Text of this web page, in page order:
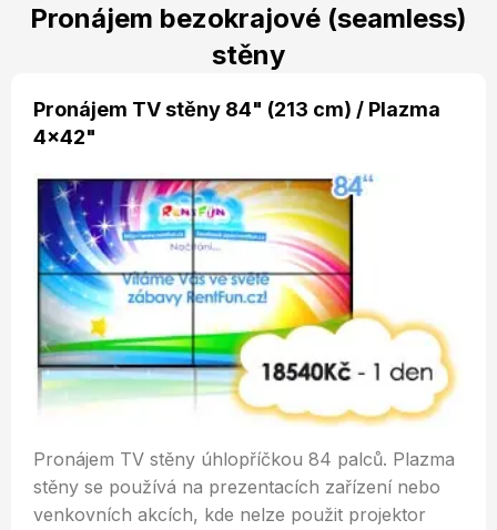
Pronájem bezokrajové (seamless)
stěny
Pronájem TV stěny 84" (213 cm) / Plazma
4x42"
Pronájem TV stěny úhlopříčkou 84 palců. Plazma
stěny se používá na prezentacích zařízení nebo
venkovních akcích, kde nelze použit projektor